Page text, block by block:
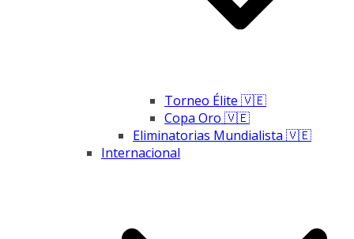
Torneo Élite 🇻🇪
Copa Oro 🇻🇪
Eliminatorias Mundialista 🇻🇪
Internacional